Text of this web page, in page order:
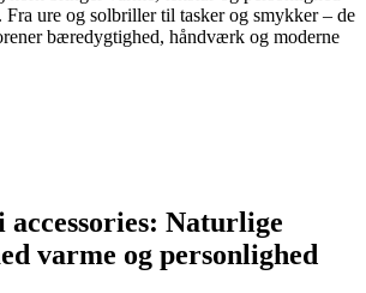
Fra ure og solbriller til tasker og smykker – de
bæredygtighed, håndværk og moderne
Naturlige
varme og personlighed